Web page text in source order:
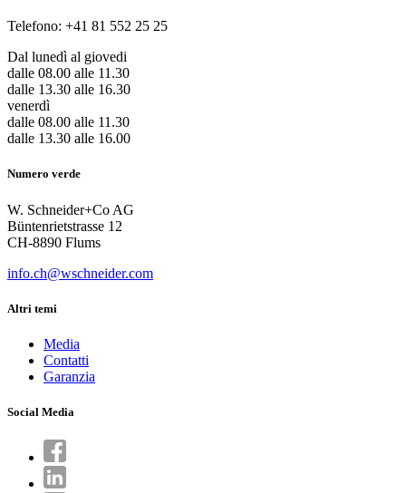
Telefono: +41 81 552 25 25
Dal lunedì al giovedi
dalle 08.00 alle 11.30
dalle 13.30 alle 16.30
venerdì
dalle 08.00 alle 11.30
dalle 13.30 alle 16.00
Numero verde
W. Schneider+Co AG
Büntenrietstrasse 12
CH-8890 Flums
info.ch@wschneider.com
Altri temi
Media
Contatti
Garanzia
Social Media